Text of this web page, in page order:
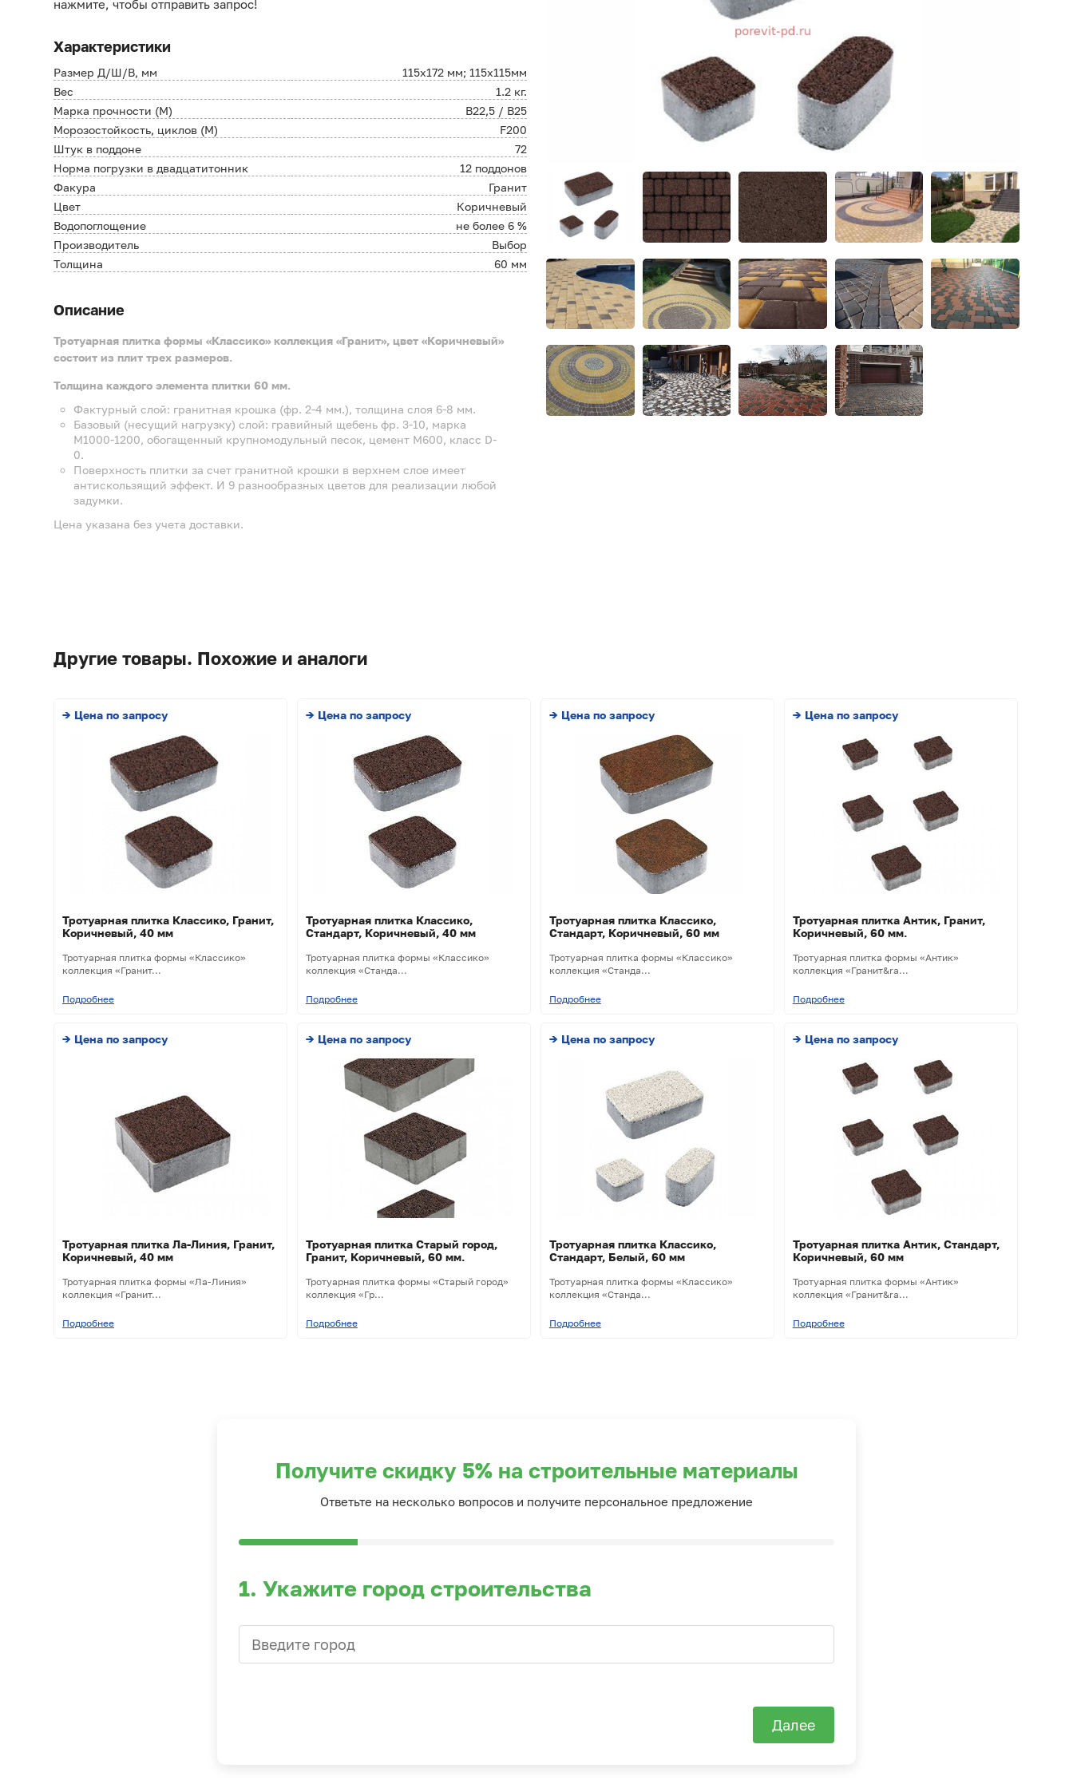
нажмите, чтобы отправить запрос!
Характеристики
Размер Д/Ш/В, мм
115х172 мм; 115х115мм
Вес
1.2 кг.
Марка прочности (М)
В22,5 / B25
Морозостойкость, циклов (М)
F200
Штук в поддоне
72
Норма погрузки в двадцатитонник
12 поддонов
Факура
Гранит
Цвет
Коричневый
Водопоглощение
не более 6 %
Производитель
Выбор
Толщина
60 мм
Описание
Тротуарная плитка формы «Классико» коллекция «Гранит», цвет «Коричневый»
состоит из плит трех размеров.
Толщина каждого элемента плитки 60 мм.
Фактурный слой: гранитная крошка (фр. 2-4 мм.), толщина слоя 6-8 мм.
Базовый (несущий нагрузку) слой: гравийный щебень фр. 3-10, марка
М1000-1200, обогащенный крупномодульный песок, цемент М600, класс D-
0.
Поверхность плитки за счет гранитной крошки в верхнем слое имеет
антискользящий эффект. И 9 разнообразных цветов для реализации любой
задумки.
Цена указана без учета доставки.
Другие товары. Похожие и аналоги
→ Цена по запросу
Тротуарная плитка Классико, Гранит,
Коричневый, 40 мм
Тротуарная плитка формы «Классико»
коллекция «Гранит...
Подробнее
→ Цена по запросу
Тротуарная плитка Классико,
Стандарт, Коричневый, 40 мм
Тротуарная плитка формы «Классико»
коллекция «Станда...
Подробнее
→ Цена по запросу
Тротуарная плитка Классико,
Стандарт, Коричневый, 60 мм
Тротуарная плитка формы «Классико»
коллекция «Станда...
Подробнее
→ Цена по запросу
Тротуарная плитка Антик, Гранит,
Коричневый, 60 мм.
Тротуарная плитка формы «Антик»
коллекция «Гранит&ra...
Подробнее
→ Цена по запросу
Тротуарная плитка Ла-Линия, Гранит,
Коричневый, 40 мм
Тротуарная плитка формы «Ла-Линия»
коллекция «Гранит...
Подробнее
→ Цена по запросу
Тротуарная плитка Старый город,
Гранит, Коричневый, 60 мм.
Тротуарная плитка формы «Старый город»
коллекция «Гр...
Подробнее
→ Цена по запросу
Тротуарная плитка Классико,
Стандарт, Белый, 60 мм
Тротуарная плитка формы «Классико»
коллекция «Станда...
Подробнее
→ Цена по запросу
Тротуарная плитка Антик, Стандарт,
Коричневый, 60 мм
Тротуарная плитка формы «Антик»
коллекция «Гранит&ra...
Подробнее
Получите скидку 5% на строительные материалы
Ответьте на несколько вопросов и получите персональное предложение
1. Укажите город строительства
Далее